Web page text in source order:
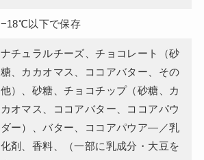
−18℃以下で保存
ナチュラルチーズ、チョコレート（砂
糖、カカオマス、ココアバター、その
他）、砂糖、チョコチップ（砂糖、カ
カオマス、ココアバター、ココアパウ
ダー）、バター、ココアパウア―／乳
化剤、香料、（一部に乳成分・大豆を